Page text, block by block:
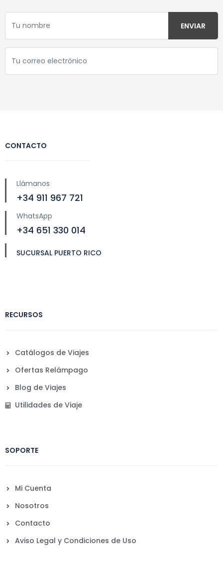
CONTACTO
Llámanos
+34 911 967 721
WhatsApp
+34 651 330 014
SUCURSAL PUERTO RICO
RECURSOS
Catálogos de Viajes
Ofertas Relámpago
Blog de Viajes
Utilidades de Viaje
SOPORTE
Mi Cuenta
Nosotros
Contacto
Aviso Legal y Condiciones de Uso